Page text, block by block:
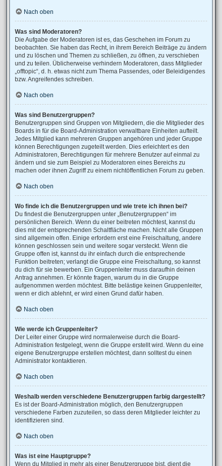
Nach oben
Was sind Moderatoren?
Die Aufgabe der Moderatoren ist es, das Geschehen im Forum zu
beobachten. Sie haben das Recht, in ihrem Bereich Beiträge zu ändern
und zu löschen und Themen zu schließen, zu öffnen, zu verschieben
und zu teilen. Üblicherweise verhindern Moderatoren, dass Mitglieder
„offtopic“, d. h. etwas nicht zum Thema Passendes, oder Beleidigendes
bzw. Angreifendes schreiben.
Nach oben
Was sind Benutzergruppen?
Benutzergruppen sind Gruppen von Mitgliedern, die die Mitglieder des
Boards in für die Board-Administration verwaltbare Einheiten aufteilt.
Jedes Mitglied kann mehreren Gruppen angehören und jeder Gruppe
können Berechtigungen zugeteilt werden. Dies erleichtert es den
Administratoren, Berechtigungen für mehrere Benutzer auf einmal zu
ändern und sie zum Beispiel zu Moderatoren eines Bereichs zu
machen oder ihnen Zugriff zu einem nichtöffentlichen Forum zu geben.
Nach oben
Wo finde ich die Benutzergruppen und wie trete ich ihnen bei?
Du findest die Benutzergruppen unter „Benutzergruppen“ im
persönlichen Bereich. Wenn du einer beitreten möchtest, kannst du
dies mit der entsprechenden Schaltfläche machen. Nicht alle Gruppen
sind allgemein offen. Einige erfordern erst eine Freischaltung, andere
können geschlossen sein und weitere sogar versteckt. Wenn die
Gruppe offen ist, kannst du ihr einfach durch die entsprechende
Funktion beitreten; verlangt die Gruppe eine Freischaltung, so kannst
du dich für sie bewerben. Ein Gruppenleiter muss daraufhin deinen
Antrag annehmen. Er könnte fragen, warum du in die Gruppe
aufgenommen werden möchtest. Bitte belästige keinen Gruppenleiter,
wenn er dich ablehnt, er wird einen Grund dafür haben.
Nach oben
Wie werde ich Gruppenleiter?
Der Leiter einer Gruppe wird normalerweise durch die Board-
Administration festgelegt, wenn die Gruppe erstellt wird. Wenn du eine
eigene Benutzergruppe erstellen möchtest, dann solltest du einen
Administrator kontaktieren.
Nach oben
Weshalb werden verschiedene Benutzergruppen farbig dargestellt?
Es ist der Board-Administration möglich, den Benutzergruppen
verschiedene Farben zuzuteilen, so dass deren Mitglieder leichter zu
identifizieren sind.
Nach oben
Was ist eine Hauptgruppe?
Wenn du Mitglied in mehr als einer Benutzergruppe bist, dient die